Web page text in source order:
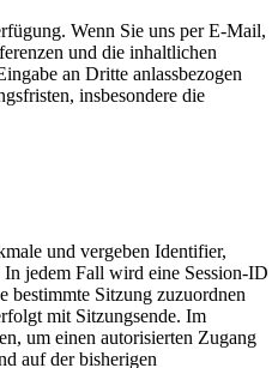
Wenn Sie uns per E-Mail,
und die inhaltlichen
an Dritte anlassbezogen
insbesondere die
und vergeben Identifier,
jedem Fall wird eine Session-ID
bestimmte Sitzung zuzuordnen
mit Sitzungsende. Im
um einen autorisierten Zugang
auf der bisherigen